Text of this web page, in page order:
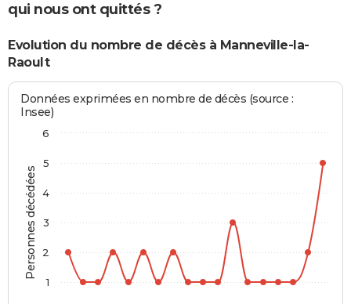
qui nous ont quittés ?
Evolution du nombre de décès à Manneville-la-
Raoult
Personnes décédées
Données exprimées en nombre de décès (source :
Insee)
1
2
3
4
5
6